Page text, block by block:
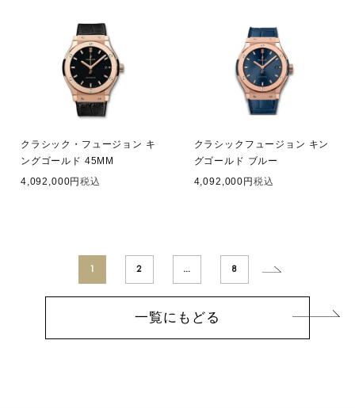
クラシック・フュージョン キ
ングゴールド 45MM
4,092,000
税込
クラシックフュージョン キン
グゴールド ブルー
4,092,000
税込
1 2 … 8
一覧にもどる